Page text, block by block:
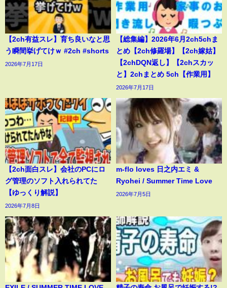
【2ch有益スレ】育ち良いなと思
う瞬間挙げてけｗ #2ch #shorts
2026年7月17日
【総集編】2026年6月2ch5chま
とめ【2ch修羅場】【2ch嫁姑】
【2chDQN返し】【2chスカッ
と】2chまとめ 5ch【作業用】
2026年7月17日
【2ch面白スレ】会社のPCにロ
グ管理のソフト入れられてた
【ゆっくり解説】
2026年7月8日
m-flo loves 日之内エミ &
Ryohei / Summer Time Love
2026年7月5日